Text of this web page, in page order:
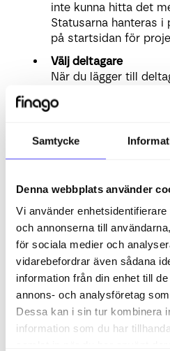
Samtycke
Denna webbplats använder
Vi använder
och annonserna till
för sociala medier och
vidarebefordrar även sådana
information från din enhet till
annons- och analysföretag
Dessa kan i sin tur kombinera
information som du har
inte kunna hitta det
Statusarna hanteras i
på startsidan för
Välj deltagare
När du lägger till
lägger till flera
involverad i. Det är
engagerade i olika
Alla typer
Detta fält avser
läggs till i projekt
Om ingen typ har
kommer du inte att
med detta
projektmodulen.